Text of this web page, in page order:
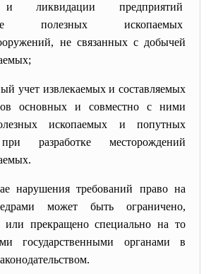
и ликвидации предприятий
полезных ископаемых
не связанных с добычей
учет извлекаемых и составляемых
основных и совместно с ними
ископаемых и попутных
разработке месторождений
нарушения требований право на
может быть ограничено,
или прекращено специально на то
государственными органами в